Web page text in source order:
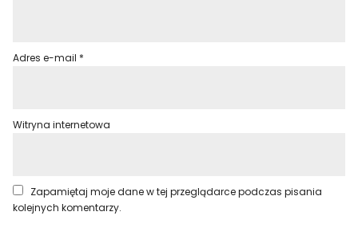
Adres e-mail *
Witryna internetowa
Zapamiętaj moje dane w tej przeglądarce podczas pisania
kolejnych komentarzy.